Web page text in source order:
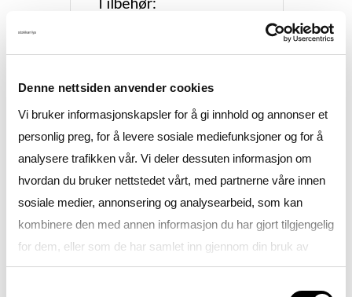
Denne nettsiden anvender cookies
Vi bruker informasjonskapsler for å gi innhold og annonser et
personlig preg, for å levere sosiale mediefunksjoner og for å
analysere trafikken vår. Vi deler dessuten informasjon om
hvordan du bruker nettstedet vårt, med partnerne våre innen
sosiale medier, annonsering og analysearbeid, som kan
kombinere den med annen informasjon du har gjort tilgjengelig
for dem, eller som de har samlet inn gjennom din bruk av
tjenestene deres.
2330 G3 ZH/M73 M84
NØKKELDATA
System Effekt (W):
24-31
Spenning (V):